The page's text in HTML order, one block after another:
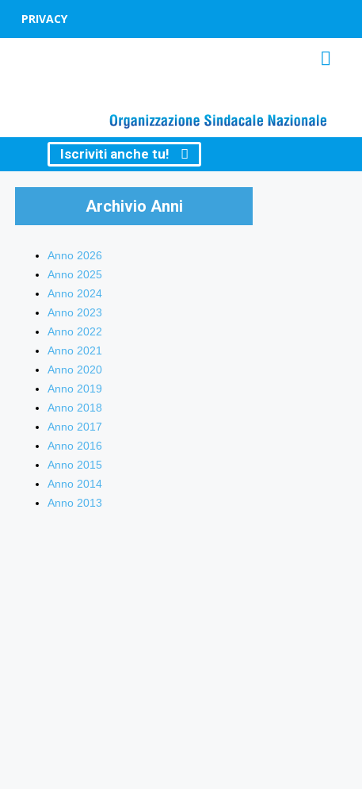
PRIVACY
Iscriviti anche tu!
Archivio Anni
Anno 2026
Anno 2025
Anno 2024
Anno 2023
Anno 2022
Anno 2021
Anno 2020
Anno 2019
Anno 2018
Anno 2017
Anno 2016
Anno 2015
Anno 2014
Anno 2013